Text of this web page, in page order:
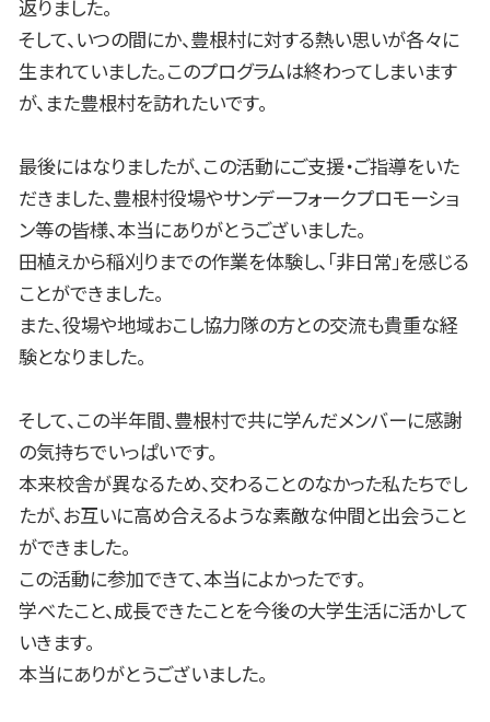
返りました。
そして、いつの間にか、豊根村に対する熱い思いが各々に
生まれていました。このプログラムは終わってしまいます
が、また豊根村を訪れたいです。
最後にはなりましたが、この活動にご支援・ご指導をいた
だきました、豊根村役場やサンデーフォークプロモーショ
ン等の皆様、本当にありがとうございました。
田植えから稲刈りまでの作業を体験し、「非日常」を感じる
ことができました。
また、役場や地域おこし協力隊の方との交流も貴重な経
験となりました。
そして、この半年間、豊根村で共に学んだメンバーに感謝
の気持ちでいっぱいです。
本来校舎が異なるため、交わることのなかった私たちでし
たが、お互いに高め合えるような素敵な仲間と出会うこと
ができました。
この活動に参加できて、本当によかったです。
学べたこと、成長できたことを今後の大学生活に活かして
いきます。
本当にありがとうございました。